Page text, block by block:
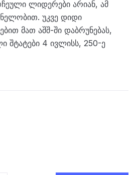
ლიდერები არიან, ამ
უკვე დიდი
მათ აშშ-ში დაბრუნებას,
შტატები 4 ივლისს, 250-ე